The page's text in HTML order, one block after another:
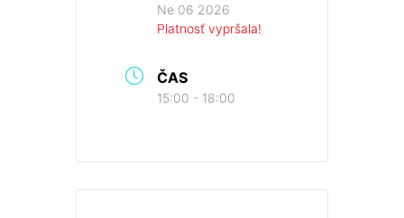
Ne 06 2026
Platnosť vypršala!
ČAS
15:00 - 18:00